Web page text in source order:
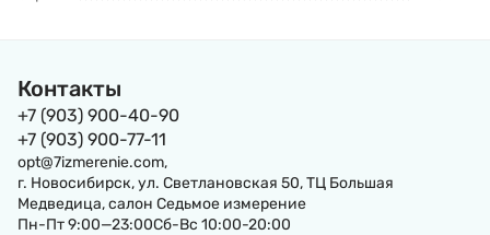
Контакты
+7 (903) 900-40-90
+7 (903) 900-77-11
opt@7izmerenie.com,
г. Новосибирск, ул. Светлановская 50, ТЦ Большая
Медведица, салон Седьмое измерение
Пн-Пт 9:00—23:00Сб-Вс 10:00-20:00